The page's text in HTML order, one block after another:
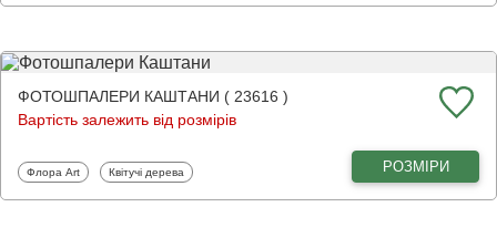
ФОТОШПАЛЕРИ КАШТАНИ ( 23616 )
Вартість залежить від розмірів
Фотошпалери
Флора Art Фотошпалери
Квітучі дерева РОЗМІРИ